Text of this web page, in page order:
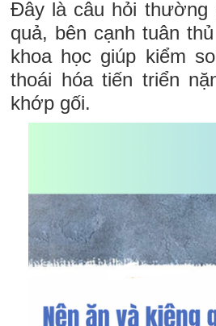
Đây là câu hỏi thường
quả, bên cạnh tuân
khoa học giúp kiểm
thoái hóa tiến triển
khớp gối.